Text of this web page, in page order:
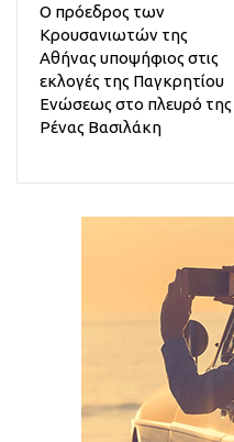
Ο πρόεδρος των
Κρουσανιωτών της
Αθήνας υποψήφιος στις
εκλογές της Παγκρητίου
Ενώσεως στο πλευρό της
Ρένας Βασιλάκη